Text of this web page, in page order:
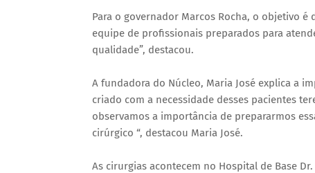
Para o governador Marcos Rocha, o objetivo
equipe de profissionais preparados para
qualidade”, destacou.
A fundadora do Núcleo, Maria José explica a
criado com a necessidade desses pacientes
observamos a importância de prepararmos
cirúrgico “, destacou Maria José.
As cirurgias acontecem no Hospital de Base